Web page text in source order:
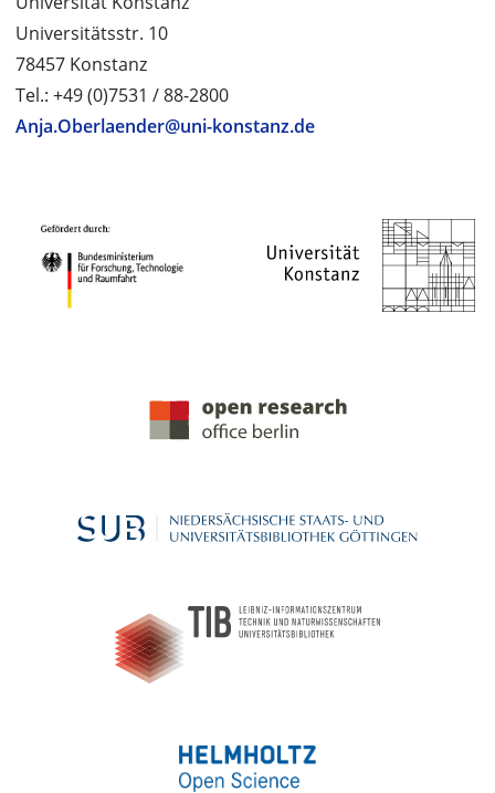
Universitätsstr. 10
78457 Konstanz
Tel.: +49 (0)7531 / 88-2800
Anja.Oberlaender@uni-konstanz.de